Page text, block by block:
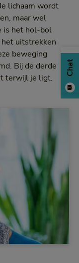
lichaam wordt
maar wel
is het hol-bol
het uitstrekken
beweging
Bij de derde
terwijl je ligt.
Chat